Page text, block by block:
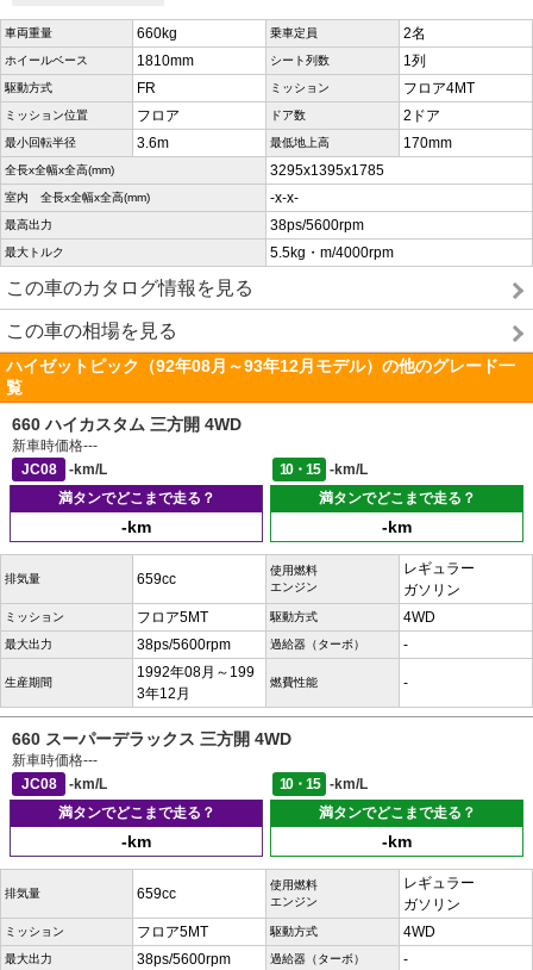
車両重量 660kg 乗車定員 2名
ホイールベース 1810mm シート列数 1列
駆動方式 FR ミッション フロア4MT
ミッション位置 フロア ドア数 2ドア
最小回転半径 3.6m 最低地上高 170mm
全長x全幅x全高(mm) 3295x1395x1785
室内 全長x全幅x全高(mm) -x-x-
最高出力 38ps/5600rpm
最大トルク 5.5kg・m/4000rpm
この車のカタログ情報を見る
この車の相場を見る
ハイゼットピック（92年08月～93年12月モデル）の他のグレード一
覧
660 ハイカスタム 三方開 4WD
新車時価格---
JC08
-km/L 10・15
-km/L
満タンでどこまで走る？
-km
満タンでどこまで走る？
-km
排気量 659cc
使用燃料
エンジン
レギュラー
ガソリン
ミッション フロア5MT 駆動方式 4WD
最大出力 38ps/5600rpm 過給器（ターボ） -
生産期間
1992年08月～199
3年12月
燃費性能 -
660 スーパーデラックス 三方開 4WD
新車時価格---
JC08
-km/L 10・15
-km/L
満タンでどこまで走る？
-km
満タンでどこまで走る？
-km
排気量 659cc
使用燃料
エンジン
レギュラー
ガソリン
ミッション フロア5MT 駆動方式 4WD
最大出力 38ps/5600rpm 過給器（ターボ） -